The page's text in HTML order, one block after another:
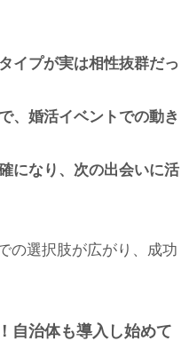
イプが実は相性抜群だっ
、婚活イベントでの動き
になり、次の出会いに活
の選択肢が広がり、成功
自治体も導入し始めて